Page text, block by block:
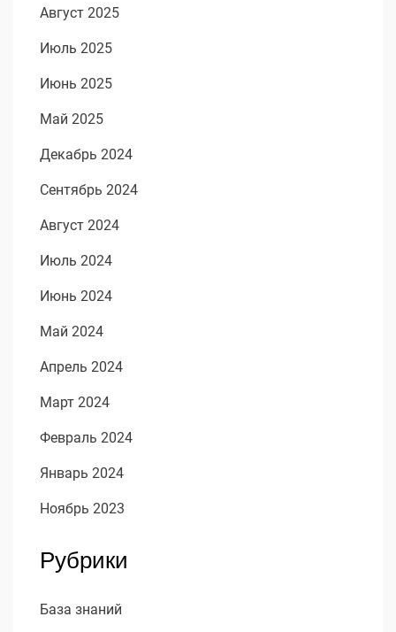
Август 2025
Июль 2025
Июнь 2025
Май 2025
Декабрь 2024
Сентябрь 2024
Август 2024
Июль 2024
Июнь 2024
Май 2024
Апрель 2024
Март 2024
Февраль 2024
Январь 2024
Ноябрь 2023
Рубрики
База знаний